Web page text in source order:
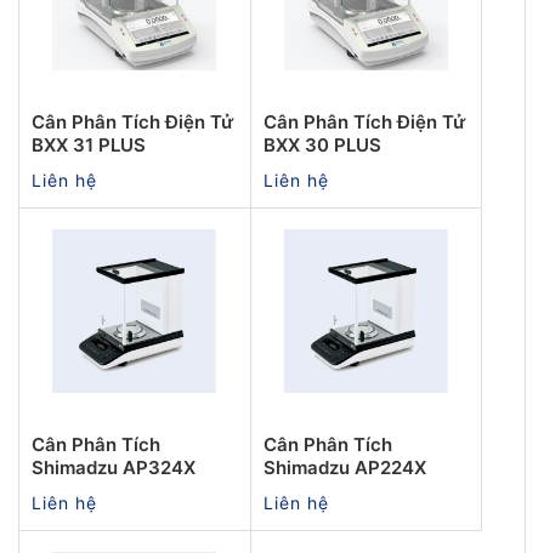
Cân Phân Tích Điện Tử
BXX 31 PLUS
Liên hệ
Cân Phân Tích Điện Tử
BXX 30 PLUS
Liên hệ
Cân Phân Tích
Shimadzu AP324X
Liên hệ
Cân Phân Tích
Shimadzu AP224X
Liên hệ